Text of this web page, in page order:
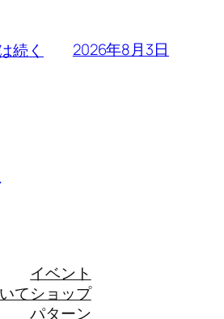
続く 2026年8月3日
て
イベント
ショップ
パターン